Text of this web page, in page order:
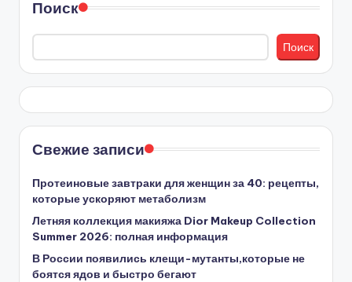
Поиск
Поиск
Свежие записи
Протеиновые завтраки для женщин за 40: рецепты,
которые ускоряют метаболизм
Летняя коллекция макияжа Dior Makeup Collection
Summer 2026: полная информация
В России появились клещи-мутанты,которые не
боятся ядов и быстро бегают